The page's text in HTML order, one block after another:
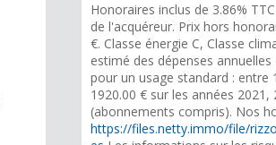
Honoraires inclus de 3.86%
de l'acquéreur. Prix hors
€. Classe énergie C, Classe
estimé des dépenses annuelles
pour un usage standard : entre
1920.00 € sur les années 2021,
(abonnements compris). Nos
https://files.netty.immo/file/